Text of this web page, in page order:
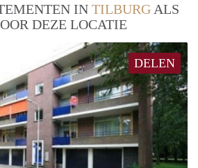
IN TILBURG ALS
DEZE LOCATIE
DELEN